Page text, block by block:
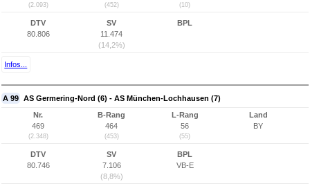
(2.093) (452) (10)
DTV
80.806
SV
11.474
(14,2%)
BPL
Infos...
A 99 AS Germering-Nord (6) - AS München-Lochhausen (7)
Nr.
469
(2.348)
B-Rang
464
(453)
L-Rang
56
(55)
Land
BY
DTV
80.746
SV
7.106
(8,8%)
BPL
VB-E